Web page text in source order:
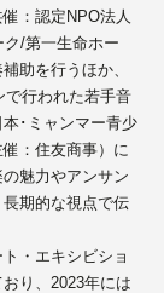
：認定NPO法人
ク/第一生命ホー
助を行うほか、
で行われた若手音
･ミャンマー青少
：住友商事）に
魅力やアンサン
期的な視点で伝
・エキシビショ
り、2023年には